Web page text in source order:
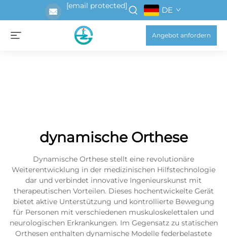
[email protected] DE
Angebot anfordern
dynamische Orthese
Dynamische Orthese stellt eine revolutionäre
Weiterentwicklung in der medizinischen Hilfstechnologie
dar und verbindet innovative Ingenieurskunst mit
therapeutischen Vorteilen. Dieses hochentwickelte Gerät
bietet aktive Unterstützung und kontrollierte Bewegung
für Personen mit verschiedenen muskuloskelettalen und
neurologischen Erkrankungen. Im Gegensatz zu statischen
Orthesen enthalten dynamische Modelle federbelastete